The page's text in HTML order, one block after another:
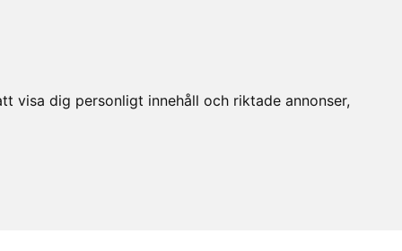
visa dig personligt innehåll och riktade annonser,